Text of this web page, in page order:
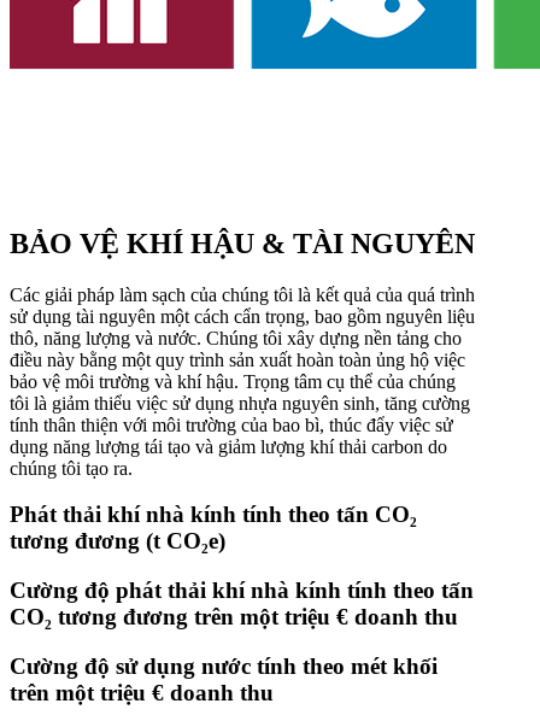
BẢO VỆ KHÍ HẬU & TÀI NGUYÊN
Các giải pháp làm sạch của chúng tôi là kết quả của quá trình
sử dụng tài nguyên một cách cẩn trọng, bao gồm nguyên liệu
thô, năng lượng và nước. Chúng tôi xây dựng nền tảng cho
điều này bằng một quy trình sản xuất hoàn toàn ủng hộ việc
bảo vệ môi trường và khí hậu. Trọng tâm cụ thể của chúng
tôi là giảm thiểu việc sử dụng nhựa nguyên sinh, tăng cường
tính thân thiện với môi trường của bao bì, thúc đẩy việc sử
dụng năng lượng tái tạo và giảm lượng khí thải carbon do
chúng tôi tạo ra.
Phát thải khí nhà kính tính theo tấn CO₂
tương đương (t CO₂e)
Cường độ phát thải khí nhà kính tính theo tấn
CO₂ tương đương trên một triệu € doanh thu
Cường độ sử dụng nước tính theo mét khối
trên một triệu € doanh thu